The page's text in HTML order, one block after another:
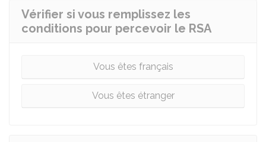
Vérifier si vous remplissez les
conditions pour percevoir le RSA
Vous êtes français
Vous êtes étranger